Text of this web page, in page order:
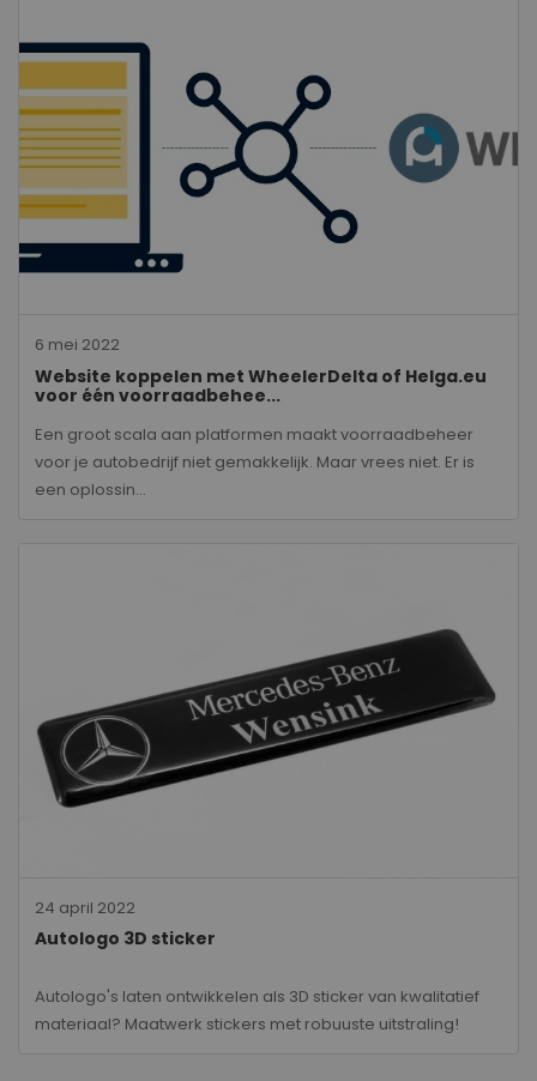
6 mei 2022
Website koppelen met WheelerDelta of Helga.eu
voor één voorraadbehee...
Een groot scala aan platformen maakt voorraadbeheer
voor je autobedrijf niet gemakkelijk. Maar vrees niet. Er is
een oplossin...
24 april 2022
Autologo 3D sticker
Autologo's laten ontwikkelen als 3D sticker van kwalitatief
materiaal? Maatwerk stickers met robuuste uitstraling!